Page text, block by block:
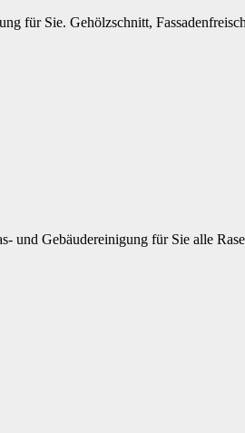
für Sie. Gehölzschnitt,
und Gebäudereinigung für Sie alle